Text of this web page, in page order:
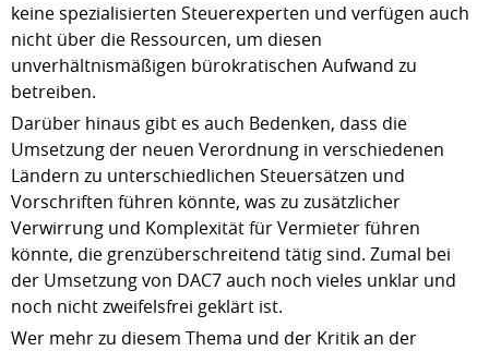
keine spezialisierten Steuerexperten und verfügen auch
nicht über die Ressourcen, um diesen
unverhältnismäßigen bürokratischen Aufwand zu
betreiben.
Darüber hinaus gibt es auch Bedenken, dass die
Umsetzung der neuen Verordnung in verschiedenen
Ländern zu unterschiedlichen Steuersätzen und
Vorschriften führen könnte, was zu zusätzlicher
Verwirrung und Komplexität für Vermieter führen
könnte, die grenzüberschreitend tätig sind. Zumal bei
der Umsetzung von DAC7 auch noch vieles unklar und
noch nicht zweifelsfrei geklärt ist.
Wer mehr zu diesem Thema und der Kritik an der